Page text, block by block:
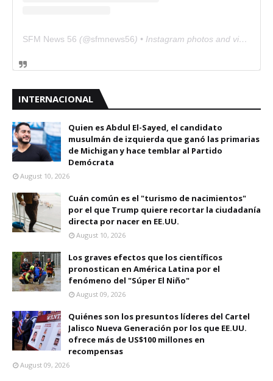
SFM News 56 (@sfmnews56) • Instagram photos and videos
INTERNACIONAL
Quien es Abdul El-Sayed, el candidato
musulmán de izquierda que ganó las primarias
de Michigan y hace temblar al Partido
Demócrata
August 10, 2026
Cuán común es el "turismo de nacimientos"
por el que Trump quiere recortar la ciudadanía
directa por nacer en EE.UU.
August 10, 2026
Los graves efectos que los científicos
pronostican en América Latina por el
fenómeno del "Súper El Niño"
August 09, 2026
Quiénes son los presuntos líderes del Cartel
Jalisco Nueva Generación por los que EE.UU.
ofrece más de US$100 millones en
recompensas
August 09, 2026